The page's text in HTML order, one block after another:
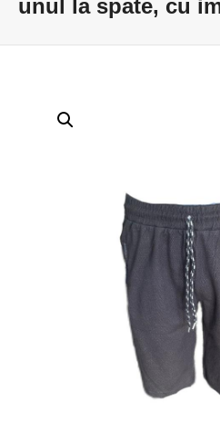
unul la spate, cu